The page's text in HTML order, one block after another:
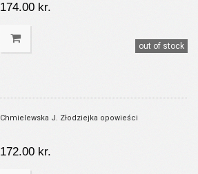
174.00 kr.
out of stock
Chmielewska J. Złodziejka opowieści
172.00 kr.